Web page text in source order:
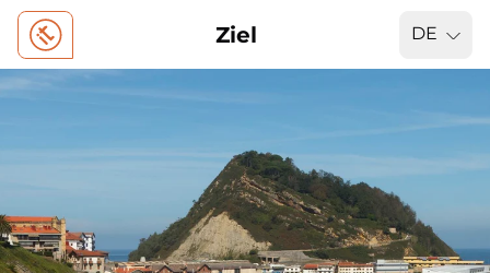
Ziel DE